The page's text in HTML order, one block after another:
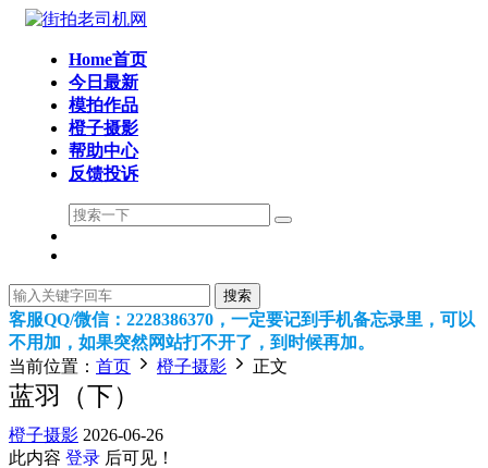
Home首页
今日最新
模拍作品
橙子摄影
帮助中心
反馈投诉
搜索
客服QQ/微信：2228386370，一定要记到手机备忘录里，可以
不用加，如果突然网站打不开了，到时候再加。
当前位置： 首页 橙子摄影 正文
蓝羽（下）
橙子摄影 2026-06-26
此内容 登录 后可见！